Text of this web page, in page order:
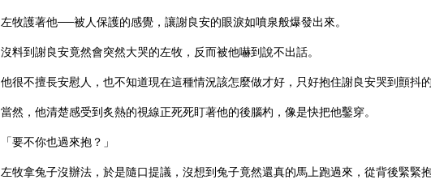
左牧護著他──被人保護的感覺，讓謝良安的眼淚如噴泉般爆發出來。
沒料到謝良安竟然會突然大哭的左牧，反而被他嚇到說不出話。
他很不擅長安慰人，也不知道現在這種情況該怎麼做才好，只好抱住謝良安哭到顫抖
當然，他清楚感受到炙熱的視線正死死盯著他的後腦杓，像是快把他鑿穿。
「要不你也過來抱？」
左牧拿兔子沒辦法，於是隨口提議，沒想到兔子竟然還真的馬上跑過來，從背後緊緊抱